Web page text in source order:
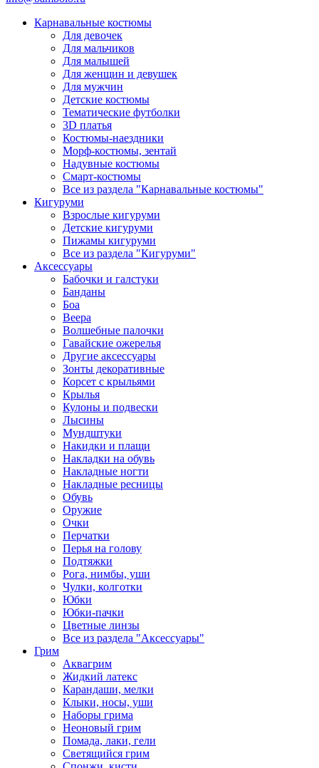
Карнавальные костюмы
Для девочек
Для мальчиков
Для малышей
Для женщин и девушек
Для мужчин
Детские костюмы
Тематические футболки
3D платья
Костюмы-наездники
Морф-костюмы, зентай
Надувные костюмы
Смарт-костюмы
Все из раздела "Карнавальные костюмы"
Кигуруми
Взрослые кигуруми
Детские кигуруми
Пижамы кигуруми
Все из раздела "Кигуруми"
Аксессуары
Бабочки и галстуки
Банданы
Боа
Веера
Волшебные палочки
Гавайские ожерелья
Другие аксессуары
Зонты декоративные
Корсет с крыльями
Крылья
Кулоны и подвески
Лысины
Мундштуки
Накидки и плащи
Накладки на обувь
Накладные ногти
Накладные ресницы
Обувь
Оружие
Очки
Перчатки
Перья на голову
Подтяжки
Рога, нимбы, уши
Чулки, колготки
Юбки
Юбки-пачки
Цветные линзы
Все из раздела "Аксессуары"
Грим
Аквагрим
Жидкий латекс
Карандаши, мелки
Клыки, носы, уши
Наборы грима
Неоновый грим
Помада, лаки, гели
Светящийся грим